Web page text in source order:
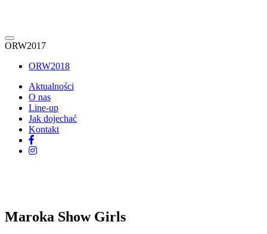
ORW2017
ORW2018
Aktualności
O nas
Line-up
Jak dojechać
Kontakt
Maroka Show Girls